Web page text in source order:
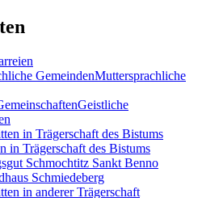
Muttersprachliche
Geistliche
in Trägerschaft des Bistums
Schmochtitz Sankt Benno
Schmiedeberg